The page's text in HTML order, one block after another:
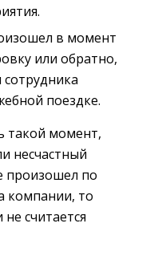
в момент
или обратно,
поездке.
такой момент,
несчастный
произошел по
компании, то
считается